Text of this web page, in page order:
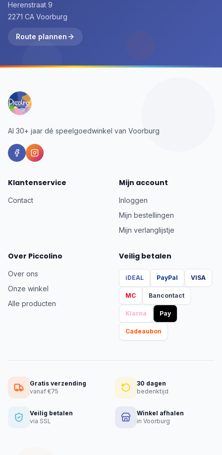
Herenstraat 9
2271 CA Voorburg
Route plannen
Al 30+ jaar dé speelgoedwinkel van Voorburg
Klantenservice
Contact
Mijn account
Inloggen
Mijn bestellingen
Mijn verlanglijstje
Over Piccolino
Over ons
Onze winkel
Alle producten
Veilig betalen
iDEAL PayPal VISA
MC Bancontact
Klarna Pay
Cadeaubon
Gratis verzending
vanaf €75
30 dagen
bedenktijd
Veilig betalen
via SSL
Winkel afhalen
in Voorburg